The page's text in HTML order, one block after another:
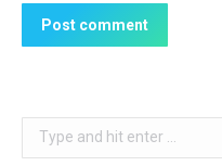
Post comment
Search: